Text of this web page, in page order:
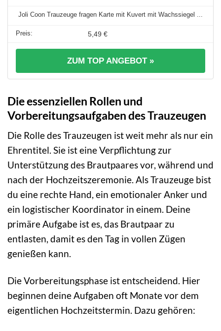
Joli Coon Trauzeuge fragen Karte mit Kuvert mit Wachssiegel ...
5,49 €
ZUM TOP ANGEBOT »
Die essenziellen Rollen und
Vorbereitungsaufgaben des Trauzeugen
Die Rolle des Trauzeugen ist weit mehr als nur ein
Ehrentitel. Sie ist eine Verpflichtung zur
Unterstützung des Brautpaares vor, während und
nach der Hochzeitszeremonie. Als Trauzeuge bist
du eine rechte Hand, ein emotionaler Anker und
ein logistischer Koordinator in einem. Deine
primäre Aufgabe ist es, das Brautpaar zu
entlasten, damit es den Tag in vollen Zügen
genießen kann.
Die Vorbereitungsphase ist entscheidend. Hier
beginnen deine Aufgaben oft Monate vor dem
eigentlichen Hochzeitstermin. Dazu gehören: